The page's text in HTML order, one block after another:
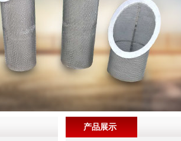
产品展示